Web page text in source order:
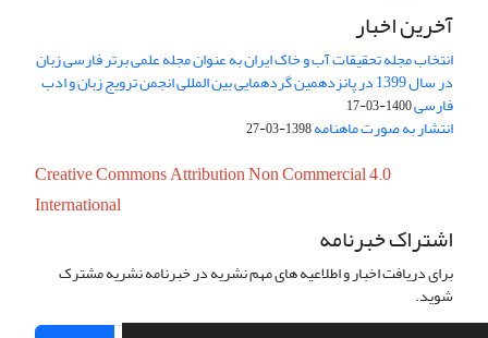
آخرین اخبار
انتخاب مجله تحقیقات آب و خاک ایران به عنوان مجله علمی برتر فارسی زبان
در سال 1399 در پانزدهمین گردهمایی بین المللی انجمن ترویج زبان و ادب
فارسی1400-03-17
انتشار به صورت ماهنامه1398-03-27
Creative Commons Attribution Non Commercial 4.0
International
اشتراک خبرنامه
برای دریافت اخبار و اطلاعیه های مهم نشریه در خبرنامه نشریه مشترک
شوید.